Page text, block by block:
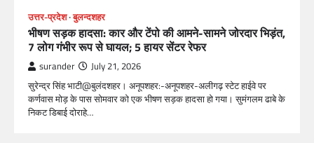
उत्तर-प्रदेश बुलन्दशहर
भीषण सड़क हादसा: कार और टेंपो की आमने-सामने जोरदार भिड़ंत,
7 लोग गंभीर रूप से घायल; 5 हायर सेंटर रेफर​
surander July 21, 2026
सुरेन्द्र सिंह भाटी@बुलंदशहर। अनूपशहर:-अनूपशहर-अलीगढ़ स्टेट हाईवे पर
कर्णवास मोड़ के पास सोमवार को एक भीषण सड़क हादसा हो गया। सुमंगलम ढाबे के
निकट डिबाई दोराहे…